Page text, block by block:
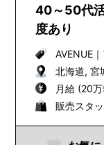
40～50代
度あり
AVENUE｜
北海道, 宮
月給 (20
販売スタ